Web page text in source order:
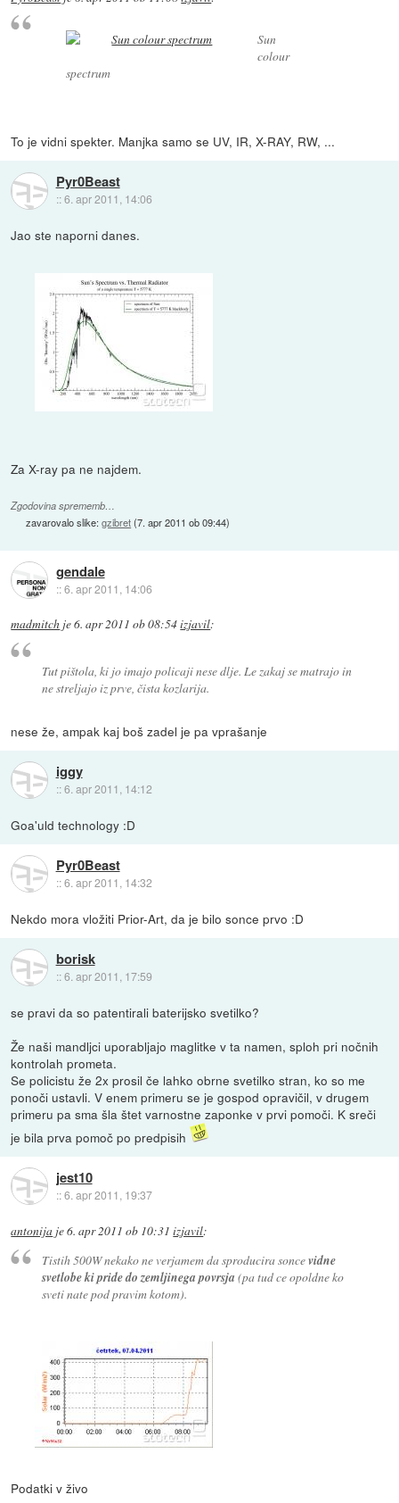
Sun
colour
spectrum
To je vidni spekter. Manjka samo se UV, IR, X-RAY, RW, ...
Pyr0Beast
::6. apr 2011, 14:06
Jao ste naporni danes.
Za X-ray pa ne najdem.
Zgodovina sprememb…
zavarovalo slike:gzibret(7. apr 2011 ob 09:44)
gendale
::6. apr 2011, 14:06
madmitch je6. apr 2011 ob 08:54izjavil:
Tut pištola, ki jo imajo policaji nese dlje. Le zakaj se matrajo in
ne streljajo iz prve, čista kozlarija.
nese že, ampak kaj boš zadel je pa vprašanje
iggy
::6. apr 2011, 14:12
Goa'uld technology :D
Pyr0Beast
::6. apr 2011, 14:32
Nekdo mora vložiti Prior-Art, da je bilo sonce prvo :D
borisk
::6. apr 2011, 17:59
se pravi da so patentirali baterijsko svetilko?
Že naši mandljci uporabljajo maglitke v ta namen, sploh pri nočnih
kontrolah prometa.
Se policistu že 2x prosil če lahko obrne svetilko stran, ko so me
ponoči ustavli. V enem primeru se je gospod opravičil, v drugem
primeru pa sma šla štet varnostne zaponke v prvi pomoči. K sreči
je bila prva pomoč po predpisih
jest10
::6. apr 2011, 19:37
antonija je6. apr 2011 ob 10:31 izjavil:
Tistih 500W nekako ne verjamem da sproducira soncevidne
svetlobe ki pride do zemljinega povrsja (pa tud ce opoldne ko
sveti nate pod pravim kotom).
Podatki v živo